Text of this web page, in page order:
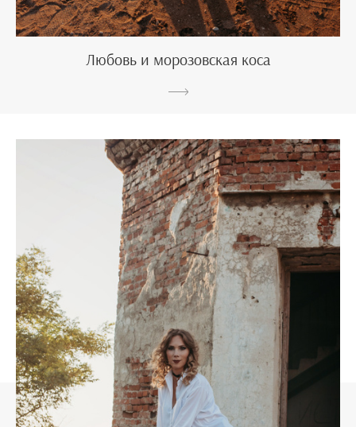
Любовь и морозовская коса